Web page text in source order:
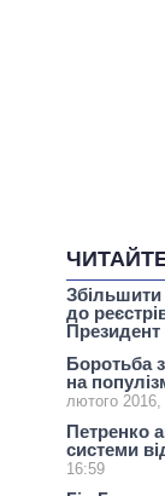
Збільшити
до
Президент
Боротьба
на
лютого
Петренко
системи
16:59